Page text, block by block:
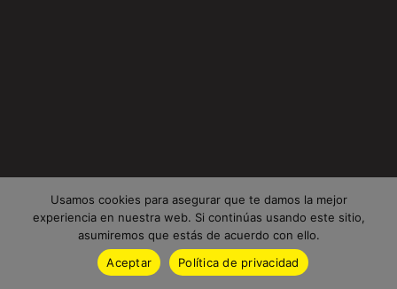
Usamos cookies para asegurar que te damos la mejor
experiencia en nuestra web. Si continúas usando este sitio,
asumiremos que estás de acuerdo con ello.
Aceptar
Política de privacidad